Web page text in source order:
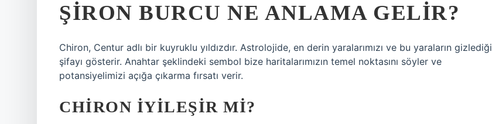
ŞIRON BURCU NE ANLAMA GELIR?
Chiron, Centur adlı bir kuyruklu yıldızdır. Astrolojide, en derin yaralarımızı ve bu yaraların gizlediği
şifayı gösterir. Anahtar şeklindeki sembol bize haritalarımızın temel noktasını söyler ve
potansiyelimizi açığa çıkarma fırsatı verir.
CHIRON IYILEŞIR MI?